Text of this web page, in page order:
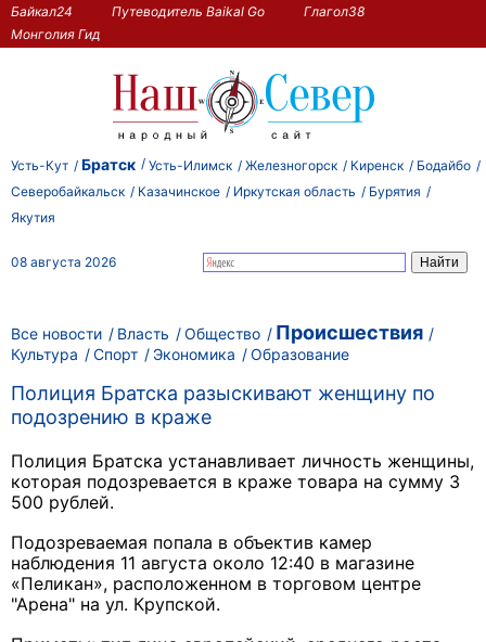
Байкал24 Путеводитель Baikal Go
Глагол38
Монголия Гид
Усть-Кут Братск Усть-Илимск Железногорск Киренск
Бодайбо
Северобайкальск
Казачинское Иркутская область
Бурятия
Якутия
08 августа 2026
Все новости Власть Общество Происшествия
Культура Спорт Экономика Образование
Полиция Братска разыскивают женщину по
подозрению в краже
Полиция Братска устанавливает личность женщины,
которая подозревается в краже товара на сумму 3
500 рублей.
Подозреваемая попала в объектив камер
наблюдения 11 августа около 12:40 в магазине
«Пеликан», расположенном в торговом центре
"Арена" на ул. Крупской.